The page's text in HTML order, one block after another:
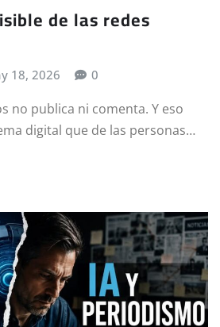
de las redes
18, 2026 0
no publica ni comenta. Y eso
digital que de las personas…